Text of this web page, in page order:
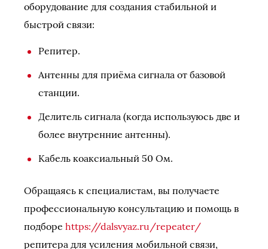
оборудование для создания стабильной и
быстрой связи:
Репитер.
Антенны для приёма сигнала от базовой
станции.
Делитель сигнала (когда используюсь две и
более внутренние антенны).
Кабель коаксиальный 50 Ом.
Обращаясь к специалистам, вы получаете
профессиональную консультацию и помощь в
подборе https://dalsvyaz.ru/repeater/
репитера для усиления мобильной связи,